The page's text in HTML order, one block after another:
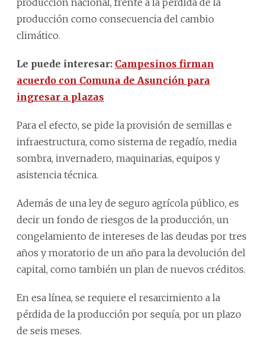
producción nacional, frente a la pérdida de la
producción como consecuencia del cambio
climático.
Le puede interesar: Campesinos firman
acuerdo con Comuna de Asunción para
ingresar a plazas
Para el efecto, se pide la provisión de semillas e
infraestructura, como sistema de regadío, media
sombra, invernadero, maquinarias, equipos y
asistencia técnica.
Además de una ley de seguro agrícola público, es
decir un fondo de riesgos de la producción, un
congelamiento de intereses de las deudas por tres
años y moratorio de un año para la devolución del
capital, como también un plan de nuevos créditos.
En esa línea, se requiere el resarcimiento a la
pérdida de la producción por sequía, por un plazo
de seis meses.